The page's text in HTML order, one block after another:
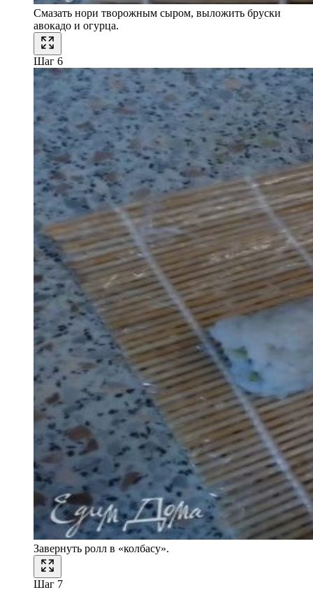
Смазать нори творожным сыром, выложить бруски
авокадо и огурца.
Шаг 6
Завернуть ролл в «колбасу».
Шаг 7